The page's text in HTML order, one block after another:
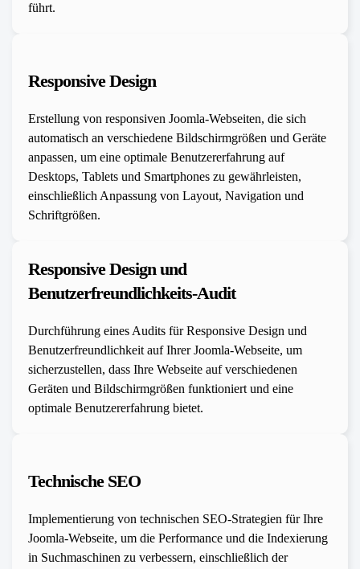
führt.
Responsive Design
Erstellung von responsiven Joomla-Webseiten, die sich
automatisch an verschiedene Bildschirmgrößen und Geräte
anpassen, um eine optimale Benutzererfahrung auf
Desktops, Tablets und Smartphones zu gewährleisten,
einschließlich Anpassung von Layout, Navigation und
Schriftgrößen.
Responsive Design und
Benutzerfreundlichkeits-Audit
Durchführung eines Audits für Responsive Design und
Benutzerfreundlichkeit auf Ihrer Joomla-Webseite, um
sicherzustellen, dass Ihre Webseite auf verschiedenen
Geräten und Bildschirmgrößen funktioniert und eine
optimale Benutzererfahrung bietet.
Technische SEO
Implementierung von technischen SEO-Strategien für Ihre
Joomla-Webseite, um die Performance und die Indexierung
in Suchmaschinen zu verbessern, einschließlich der